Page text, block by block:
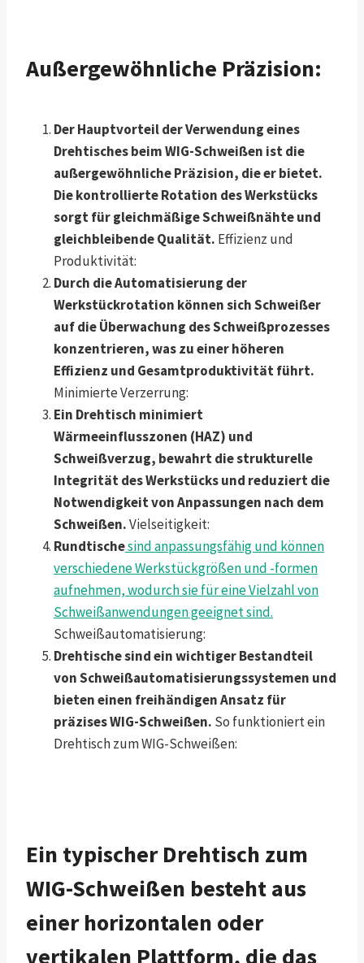
Außergewöhnliche Präzision:
Der Hauptvorteil der Verwendung eines
Drehtisches beim WIG-Schweißen ist die
außergewöhnliche Präzision, die er bietet.
Die kontrollierte Rotation des Werkstücks
sorgt für gleichmäßige Schweißnähte und
gleichbleibende Qualität. Effizienz und
Produktivität:
Durch die Automatisierung der
Werkstückrotation können sich Schweißer
auf die Überwachung des Schweißprozesses
konzentrieren, was zu einer höheren
Effizienz und Gesamtproduktivität führt.
Minimierte Verzerrung:
Ein Drehtisch minimiert
Wärmeeinflusszonen (HAZ) und
Schweißverzug, bewahrt die strukturelle
Integrität des Werkstücks und reduziert die
Notwendigkeit von Anpassungen nach dem
Schweißen.Vielseitigkeit:
Rundtischesind anpassungsfähig und können
verschiedene Werkstückgrößen und -formen
aufnehmen, wodurch sie für eine Vielzahl von
Schweißanwendungen geeignet sind.
Schweißautomatisierung:
Drehtische sind ein wichtiger Bestandteil
von Schweißautomatisierungssystemen und
bieten einen freihändigen Ansatz für
präzises WIG-Schweißen. So funktioniert ein
Drehtisch zum WIG-Schweißen:
Ein typischer Drehtisch zum
WIG-Schweißen besteht aus
einer horizontalen oder
vertikalen Plattform, die das